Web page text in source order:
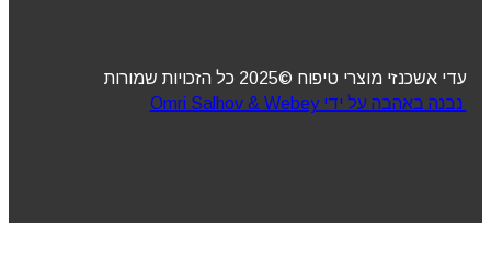
עדי אשכנזי מוצרי טיפוח ©2025 כל הזכויות שמורות
נבנה באהבה על ידי Omri Salhov & Webey